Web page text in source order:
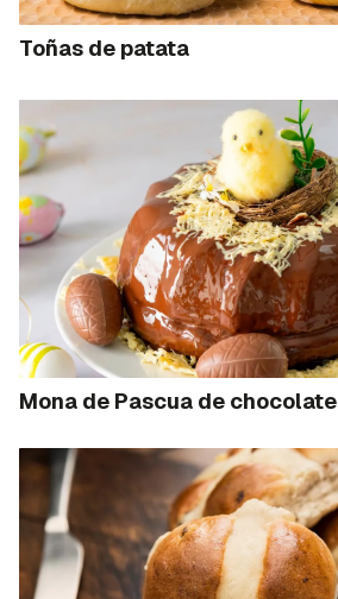
Toñas de patata
Mona de Pascua de chocolate